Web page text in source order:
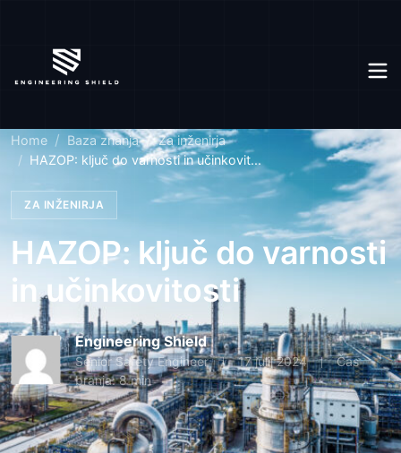
Home Baza znanja
Za inženirja
HAZOP: ključ do varnosti in učinkovit...
ZA INŽENIRJA
HAZOP: ključ do varnosti
in učinkovitosti
Engineering Shield
Senior Safety Engineer 17 julij 2024
Čas
branja: 8 min